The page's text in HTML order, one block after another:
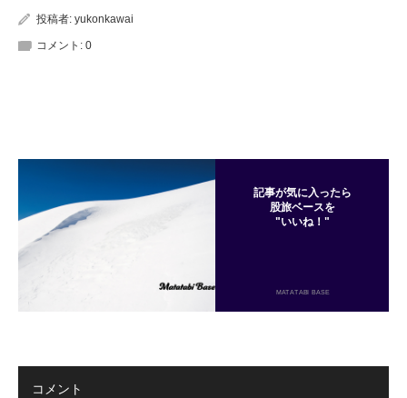
投稿者: yukonkawai
コメント: 0
記事が気に入ったら
股旅ベースを
"いいね！"
MATATABI BASE
コメント